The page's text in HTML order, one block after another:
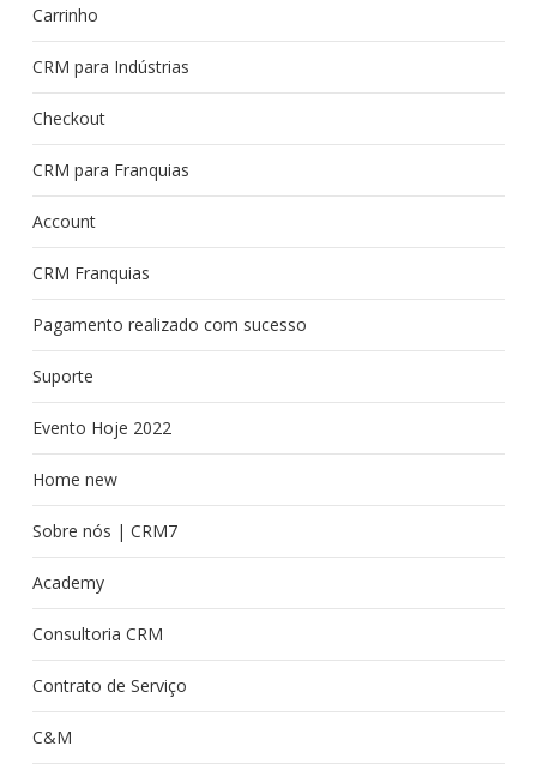
Carrinho
CRM para Indústrias
Checkout
CRM para Franquias
Account
CRM Franquias
Pagamento realizado com sucesso
Suporte
Evento Hoje 2022
Home new
Sobre nós | CRM7
Academy
Consultoria CRM
Contrato de Serviço
C&M